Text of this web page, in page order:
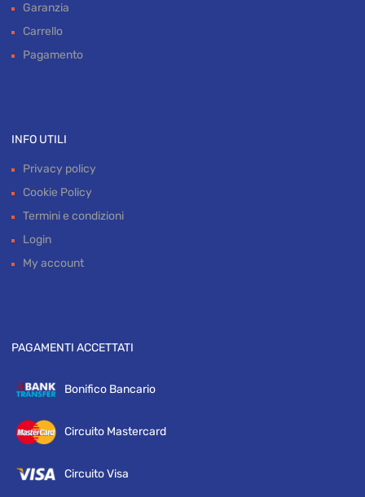
Garanzia
Carrello
Pagamento
INFO UTILI
Privacy policy
Cookie Policy
Termini e condizioni
Login
My account
PAGAMENTI ACCETTATI
Bonifico Bancario
Circuito Mastercard
Circuito Visa